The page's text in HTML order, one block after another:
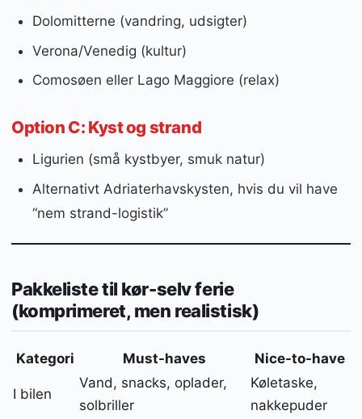
Dolomitterne (vandring, udsigter)
Verona/Venedig (kultur)
Comosøen eller Lago Maggiore (relax)
Option C: Kyst og strand
Ligurien (små kystbyer, smuk natur)
Alternativt Adriaterhavskysten, hvis du vil have
“nem strand-logistik”
Pakkeliste til kør-selv ferie
(komprimeret, men realistisk)
Kategori Must-haves Nice-to-have
I bilen
Vand, snacks, oplader,
solbriller
Køletaske,
nakkepuder